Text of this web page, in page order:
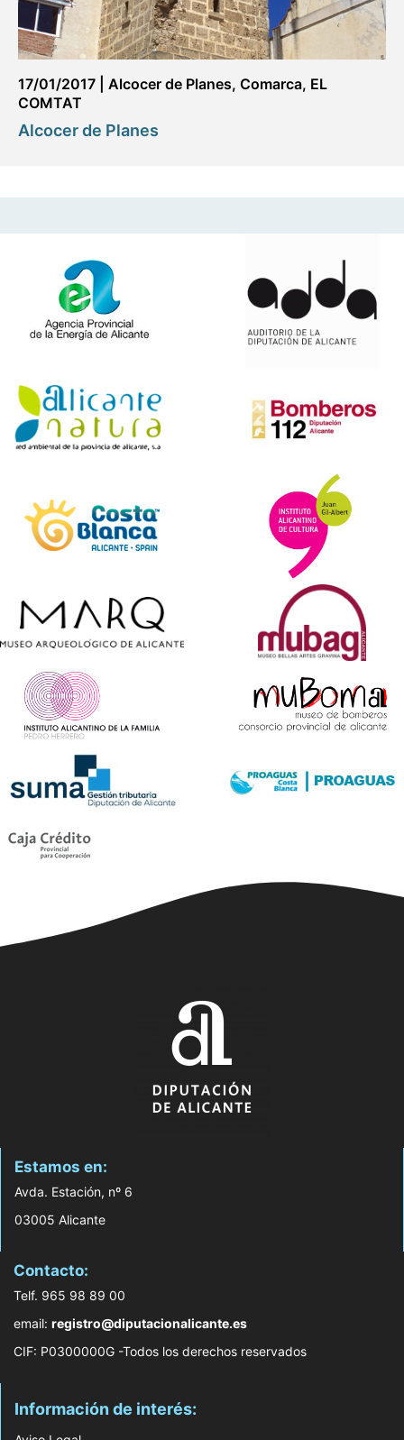
17/01/2017 Alcocer de Planes, Comarca, EL
COMTAT
Alcocer de Planes
Estamos en:
Avda. Estación, nº 6
03005 Alicante
Contacto:
Telf. 965 98 89 00
email: registro@diputacionalicante.es
CIF: P0300000G -Todos los derechos reservados
Información de interés: